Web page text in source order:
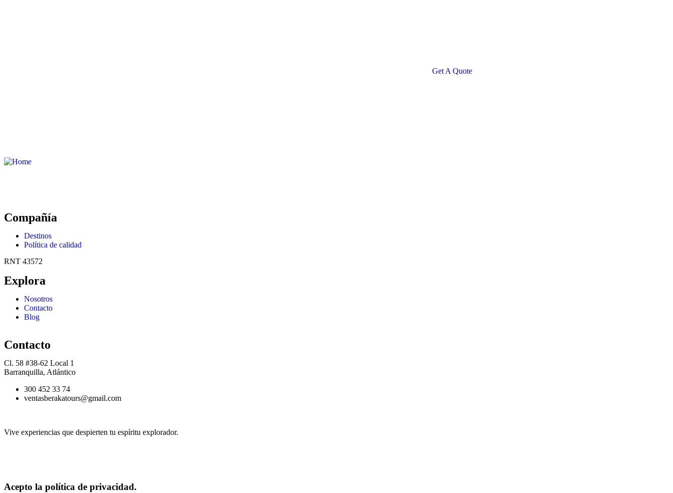
Get A Quote
Compañía
Destinos
Política de calidad
RNT 43572
Explora
Nosotros
Contacto
Blog
Contacto
Cl. 58 #38-62 Local 1
Barranquilla, Atlántico
300 452 33 74
ventasberakatours@gmail.com
Vive experiencias que despierten tu espíritu explorador.
Acepto la política de privacidad.